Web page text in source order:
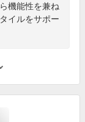
機能性を兼ね
イルをサポー